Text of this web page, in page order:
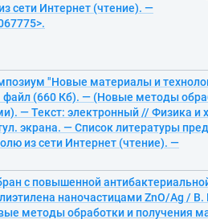
сети Интернет (чтение). —
"Новые материалы и
файл (660 Кб). — (Новые методы
— Текст: электронный // Физика и
экрана. — Список литературы
из сети Интернет (чтение). —
с повышенной
наночастицами ZnO/Ag / В.
методы обработки и получения